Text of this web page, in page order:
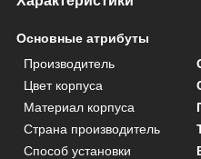
Основные атрибуты
Производитель
Цвет корпуса
Материал корпуса
Страна производитель
Способ установки